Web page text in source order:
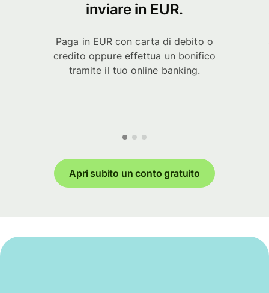
inviare in EUR.
Paga in EUR con carta di debito o
credito oppure effettua un bonifico
tramite il tuo online banking.
Apri subito un conto gratuito